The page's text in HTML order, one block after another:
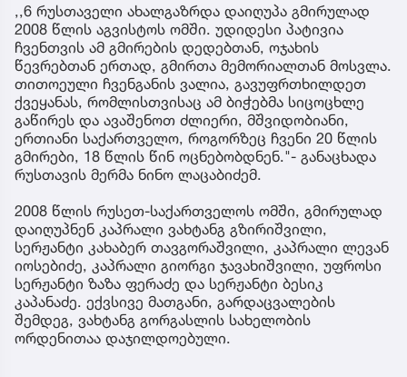
,,6 რუსთაველი ახალგაზრდა დაიღუპა გმირულად
2008 წლის აგვისტოს ომში. უდიდესი პატივია
ჩვენთვის ამ გმირების დედებთან, ოჯახის
წევრებთან ერთად, გმირთა მემორიალთან მოსვლა.
თითოეული ჩვენგანის ვალია, გავუფრთხილდეთ
ქვეყანას, რომლისთვისაც ამ ბიჭებმა სიცოცხლე
გაწირეს და ავაშენოთ ძლიერი, მშვიდობიანი,
ერთიანი საქართველო, როგორზეც ჩვენი 20 წლის
გმირები, 18 წლის წინ ოცნებობდნენ."- განაცხადა
რუსთავის მერმა ნინო ლაცაბიძემ.
2008 წლის რუსეთ-საქართველოს ომში, გმირულად
დაიღუპნენ კაპრალი ვახტანგ გზირიშვილი,
სერჟანტი კახაბერ თავგორაშვილი, კაპრალი ლევან
იოსებიძე, კაპრალი გიორგი ჯავახიშვილი, უფროსი
სერჟანტი ზაზა ფერაძე და სერჟანტი ბესიკ
კაპანაძე. ექვსივე მათგანი, გარდაცვალების
შემდეგ, ვახტანგ გორგასლის სახელობის
ორდენითაა დაჯილდოებული.